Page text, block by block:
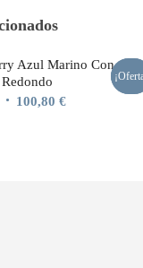
Azul Marino Con
El 100,80 €El